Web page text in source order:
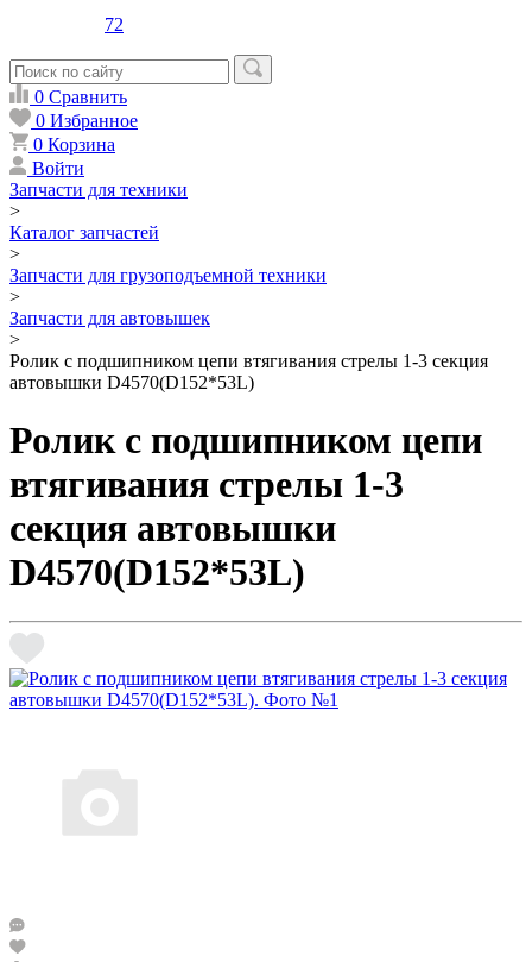
72
0 Сравнить
0 Избранное
0 Корзина
Войти
Запчасти для техники
>
Каталог запчастей
>
Запчасти для грузоподъемной техники
>
Запчасти для автовышек
>
Ролик c подшипником цепи втягивания стрелы 1-3 секция
автовышки D4570(D152*53L)
Ролик c подшипником цепи
втягивания стрелы 1-3
секция автовышки
D4570(D152*53L)